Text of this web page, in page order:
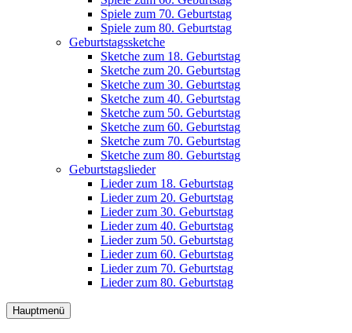
Spiele zum 70. Geburtstag
Spiele zum 80. Geburtstag
Geburtstagssketche
Sketche zum 18. Geburtstag
Sketche zum 20. Geburtstag
Sketche zum 30. Geburtstag
Sketche zum 40. Geburtstag
Sketche zum 50. Geburtstag
Sketche zum 60. Geburtstag
Sketche zum 70. Geburtstag
Sketche zum 80. Geburtstag
Geburtstagslieder
Lieder zum 18. Geburtstag
Lieder zum 20. Geburtstag
Lieder zum 30. Geburtstag
Lieder zum 40. Geburtstag
Lieder zum 50. Geburtstag
Lieder zum 60. Geburtstag
Lieder zum 70. Geburtstag
Lieder zum 80. Geburtstag
Hauptmenü